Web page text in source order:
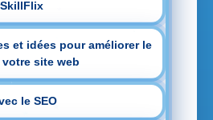
et idées pour améliorer le
site web
le SEO